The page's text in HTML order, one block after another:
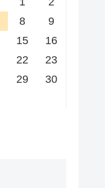
8
9
15
16
22
23
29
30